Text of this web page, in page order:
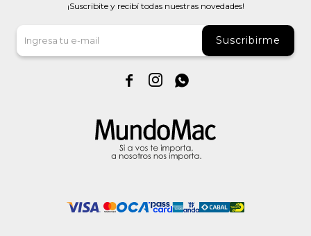
¡Suscribite y recibí todas nuestras novedades!
Suscribirme
  